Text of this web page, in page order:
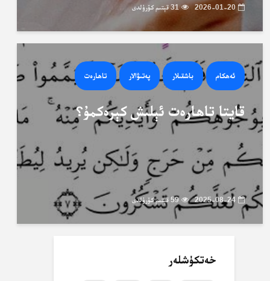
2026-01-20 31 قېتىم كۆرۈلدى
ئەھكام باشقىلار پەتىۋالار تاھارەت
قايتا تاھارەت ئېلىش كېرەكمۇ؟
2025-08-24 59 قېتىم كۆرۈلدى
خەتكۈشلەر